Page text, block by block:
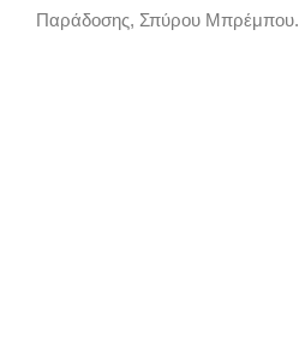
Παράδοσης, Σπύρου Μπρέμπου.